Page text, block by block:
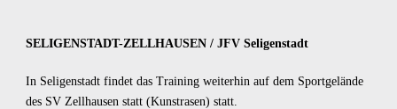
SELIGENSTADT-ZELLHAUSEN / JFV Seligenstadt
In Seligenstadt findet das Training weiterhin auf dem Sportgelände
des SV Zellhausen statt (Kunstrasen) statt.